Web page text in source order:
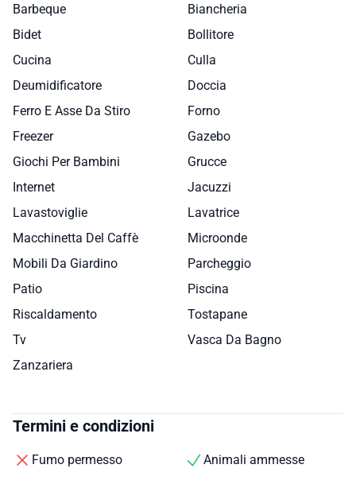
Barbeque
Biancheria
Bidet
Bollitore
Cucina
Culla
Deumidificatore
Doccia
Ferro E Asse Da Stiro
Forno
Freezer
Gazebo
Giochi Per Bambini
Grucce
Internet
Jacuzzi
Lavastoviglie
Lavatrice
Macchinetta Del Caffè
Microonde
Mobili Da Giardino
Parcheggio
Patio
Piscina
Riscaldamento
Tostapane
Tv
Vasca Da Bagno
Zanzariera
Termini e condizioni
Fumo permesso Animali ammesse